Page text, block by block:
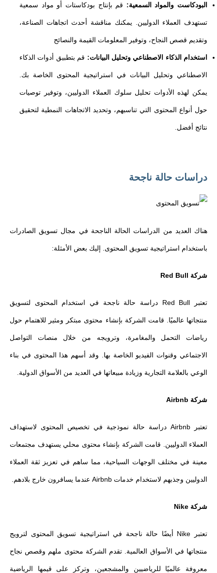
البودكاست والمواد السمعية: قم بإنتاج بودكاستات أو مواد سمعية
تستهدف العملاء الدوليين. يمكنك مناقشة أحدث اتجاهات الصناعة،
وتقديم قصص النجاح، وتوفير المعلومات القيمة والنصائح
استخدام الذكاء الاصطناعي وتحليل البيانات: قم بتطبيق أدوات الذكاء
الاصطناعي وتحليل البيانات في استراتيجية المحتوى الخاصة بك.
يمكن لهذه الأدوات تحليل سلوك العملاء الدوليين، وتوفير توصيات
حول أنواع المحتوى التي تناسبهم، وتحديد الاتجاهات النمطية لتحقيق
نتائج أفضل.
دراسات حالة ناجحة
هناك العديد من الدراسات الحالة الناجحة في مجال تسويق الصادرات
باستخدام استراتيجية تسويق المحتوى. إليك بعض الأمثلة:
شركة Red Bull
تعتبر Red Bull دراسة حالة ناجحة في استخدام المحتوى لتسويق
منتجاتها عالميًا. قامت الشركة بإنشاء محتوى مبتكر ومثير للاهتمام حول
رياضات التحمل والمغامرة، وترويجه من خلال منصات التواصل
الاجتماعي وقنوات الفيديو الخاصة بها. وقد أسهم هذا المحتوى في بناء
الوعي بالعلامة التجارية وزيادة مبيعاتها في العديد من الأسواق الدولية.
شركة Airbnb
تعتبر Airbnb دراسة حالة نموذجية في تخصيص المحتوى لاستهداف
العملاء الدوليين. قامت الشركة بإنشاء محتوى محلي يستهدف مجتمعات
معينة في مختلف الوجهات السياحية، مما ساهم في تعزيز ثقة العملاء
الدوليين وجذبهم لاستخدام خدمات Airbnb عندما يسافرون خارج بلادهم.
شركة Nike
تعتبر Nike أيضًا حالة ناجحة في استراتيجية تسويق المحتوى لترويج
منتجاتها في الأسواق العالمية. تقدم الشركة محتوى ملهم وقصص نجاح
معروفة عالميًا للرياضيين والمشجعين، وتركز على قيمها الرياضية